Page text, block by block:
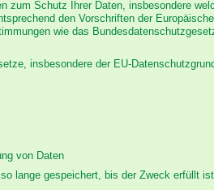
zum Schutz Ihrer Daten, insbesondere
den Vorschriften der
wie das
insbesondere der EU-
von Daten
lange gespeichert, bis der Zweck erfüllt